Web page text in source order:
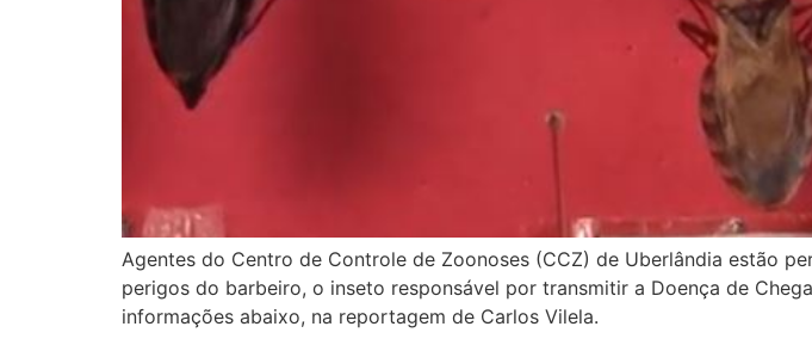
Agentes do Centro de Controle de Zoonoses (CCZ) de Uberlândia estão
perigos do barbeiro, o inseto responsável por transmitir a Doença de
informações abaixo, na reportagem de Carlos Vilela.